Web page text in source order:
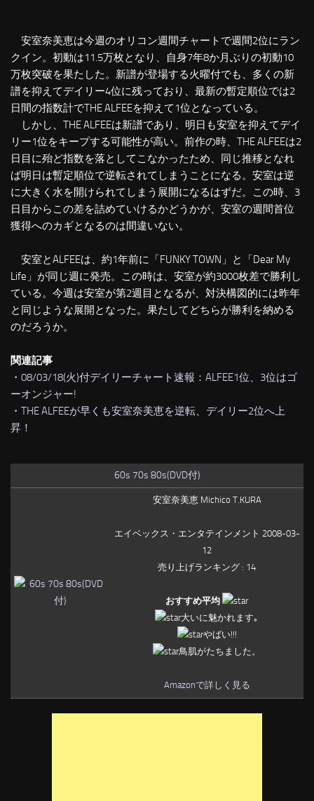
安室奈美恵は今週のオリコン週間チャートで週間2位にラン
クイン。初動は11.5万枚となり、自身7年8か月ぶりの初動10
万枚突破を果たした。新譜が登場する火曜付でも、多くの新
譜を抑えてデイリー4位に残っており、最新の暫定順位では2
日間の指数計でTHE ALFEEを抑えて1位となっている。
しかし、THE ALFEEは新譜であり、明日も安室を抑えてデイ
リー1位をキープする可能性が高い。前作の時、THE ALFEEは2
日目に殆ど指数を落としてこなかったため、同じ推移となれ
ば明日は暫定順位で逆転されてしまうことになる。安室は逆
に大きく水を開けられてしまう展開になるはずだ。この時、3
日目からこの差を詰めていけるかどうかが、安室の週間首位
獲得へのカギとなるのは間違いない。
安室とALFEEは、約1年前に「FUNKY TOWN」と「Dear My
Life」が同じ週に発売。この時は、安室が約3000枚差で勝利し
ている。今週は安室が第2週目となるが、対決構図的には昨年
と同じような展開となった。果たしてどちらが勝利を納める
のだろうか。
関連記事
・ 08/03/18(火)付デイリーチャート速報：ALFEE1位、3位はゴ
ーオンジャー!
・ THE ALFEEが早くも安室奈美恵を逆転、デイリー2位へ上
昇！
60s 70s 80s(DVD付)
安室奈美恵 Michico T.KURA
エイベックス・エンタテインメント 2008-03-
12
売り上げランキング : 14
おすすめ平均
大いに魅かれます｡
やばい!!!
鳥肌がたちました。
Amazonで詳しく見る